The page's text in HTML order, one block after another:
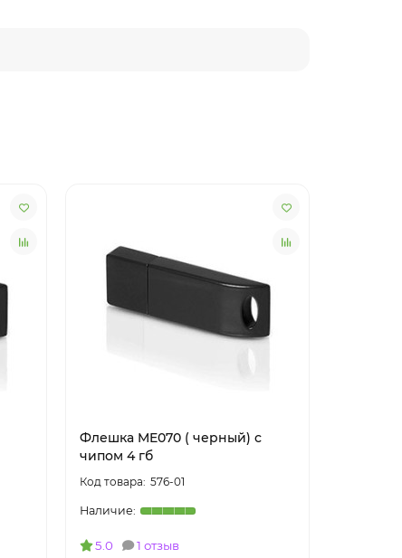
Флешка ME070 ( черный) с
чипом 4 гб
576-01
5.0 1 отзыв